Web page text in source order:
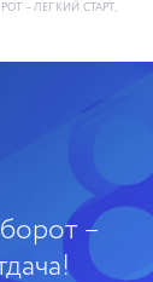
– ЛЕГКИЙ СТАРТ,
–